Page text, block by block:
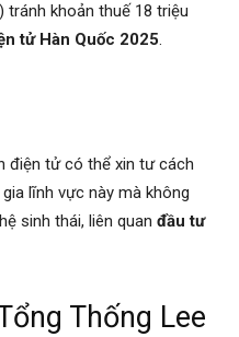
tránh khoản thuế 18 triệu
tử Hàn Quốc 2025.
điện tử có thể xin tư cách
lĩnh vực này mà không
sinh thái, liên quan đầu tư
Thống Lee